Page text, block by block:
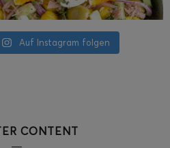
Auf Instagram folgen
CONTENT